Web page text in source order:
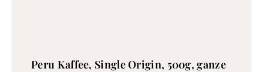
Peru Kaffee, Single Origin, 500g, ganze